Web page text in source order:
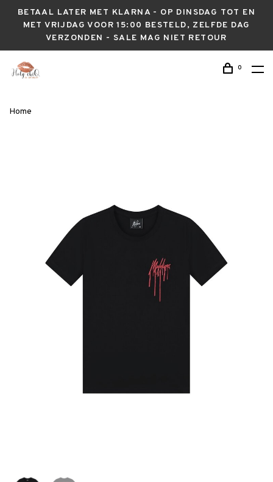
BETAAL LATER MET KLARNA - OP DINSDAG TOT EN
MET VRIJDAG VOOR 15:00 BESTELD, ZELFDE DAG
VERZONDEN - SALE MAG NIET RETOUR
0
Home